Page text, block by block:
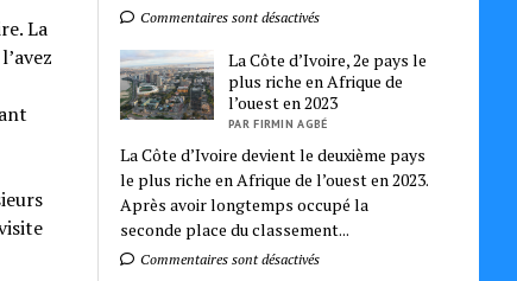
La
Commentaires sont désactivés
La Côte d’Ivoire, 2e pays le
plus riche en Afrique de
l’ouest en 2023
PAR FIRMIN AGBÉ
La Côte d’Ivoire devient le deuxième pays
le plus riche en Afrique de l’ouest en 2023.
Après avoir longtemps occupé la
seconde place du classement...
Commentaires sont désactivés